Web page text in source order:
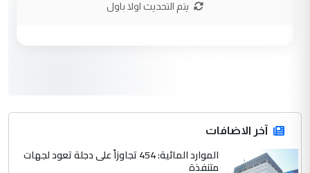
المشترك لا تستهدف أية دولة ومفتوحة لانضمام
الدول الشقيقة
يوسف غزوان عصمت
يتم التحديث اولا باول
آخر الاضافات
الموارد المائية: 454 تجاوزاً على دجلة تعود لجهات
متنفذة